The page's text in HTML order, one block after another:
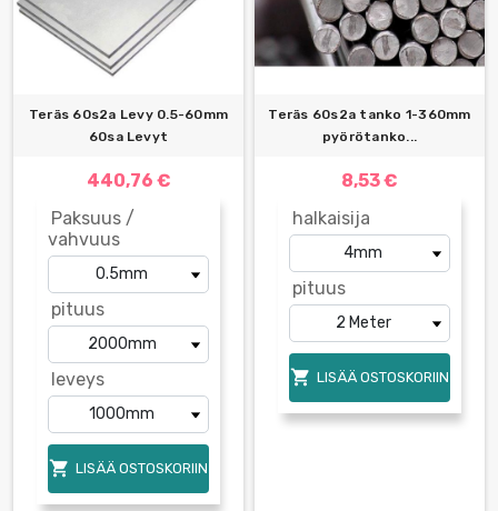
Teräs 60s2a Levy 0.5-60mm
60sa Levyt
440,76 €
Paksuus /
vahvuus
pituus
leveys
 LISÄÄ OSTOSKORIIN
Teräs 60s2a tanko 1-360mm
pyörötanko...
8,53 €
halkaisija
pituus
 LISÄÄ OSTOSKORIIN